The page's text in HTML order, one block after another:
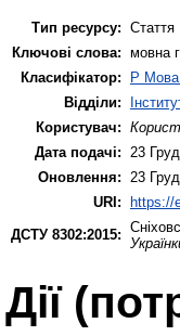
Тип ресурсу: Стаття
Ключові слова: мовна
Класифікатор:
P Мова
Відділи:
Користувач:
Дата подачі:
23
Оновлення:
23
URI: https://
ДСТУ 8302:2015:
Дії